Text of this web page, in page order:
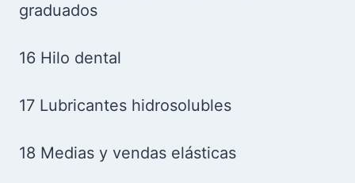
graduados
16 Hilo dental
17 Lubricantes hidrosolubles
18 Medias y vendas elásticas